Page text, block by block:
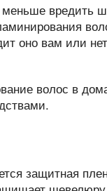
вредить
оно вам или
волос в
защитная